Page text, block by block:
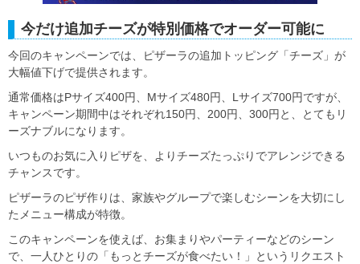
今だけ追加チーズが特別価格でオーダー可能に
今回のキャンペーンでは、ピザーラの追加トッピング「チーズ」が
大幅値下げで提供されます。
通常価格はPサイズ400円、Mサイズ480円、Lサイズ700円ですが、
キャンペーン期間中はそれぞれ150円、200円、300円と、とてもリ
ーズナブルになります。
いつものお気に入りピザを、よりチーズたっぷりでアレンジできる
チャンスです。
ピザーラのピザ作りは、家族やグループで楽しむシーンを大切にし
たメニュー構成が特徴。
このキャンペーンを使えば、お集まりやパーティーなどのシーン
で、一人ひとりの「もっとチーズが食べたい！」というリクエスト